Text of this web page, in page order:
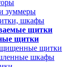
зуммеры
шкафы
щитки
щитки
щитки
шкафы